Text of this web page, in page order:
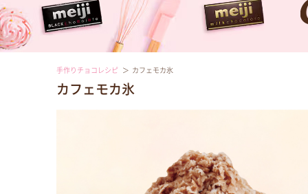
手作りチョコレシピ カフェモカ氷
カフェモカ氷